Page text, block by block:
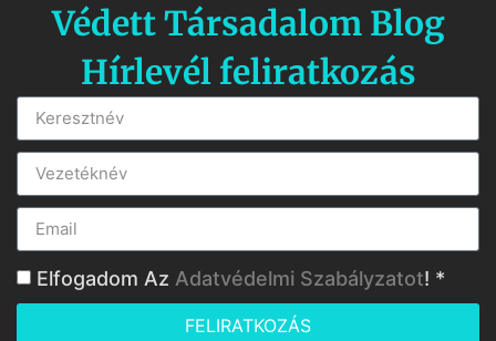
Védett Társadalom Blog
Hírlevél feliratkozás
Elfogadom Az Adatvédelmi Szabályzatot! *
FELIRATKOZÁS